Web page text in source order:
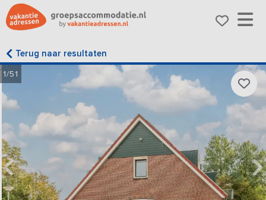
Terug naar resultaten
1/51